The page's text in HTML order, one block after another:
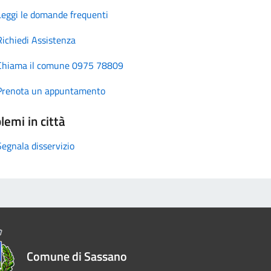
le domande frequenti
Assistenza
il comune 0975 78809
un appuntamento
in città
disservizio
Comune di Sassano